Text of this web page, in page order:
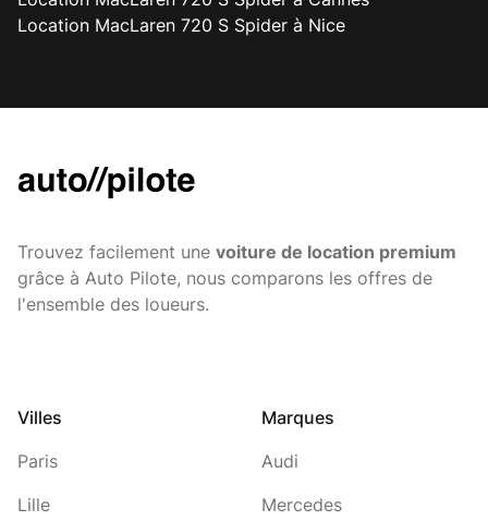
Location MacLaren 720 S Spider à Nice
Trouvez facilement une voiture de location premium
grâce à Auto Pilote, nous comparons les offres de
l'ensemble des loueurs.
Villes
Paris
Lille
Marques
Audi
Mercedes